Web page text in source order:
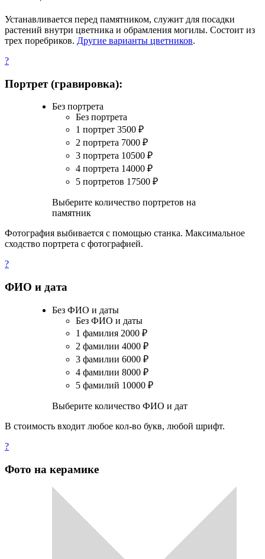
Устанавливается перед памятником, служит для посадки
растений внутри цветника и обрамления могилы. Состоит из
трех поребриков. Другие варианты цветников.
?
Портрет (гравировка):
Без портрета
Без портрета
1 портрет 3500 ₽
2 портрета 7000 ₽
3 портрета 10500 ₽
4 портрета 14000 ₽
5 портретов 17500 ₽
Выберите количество портретов на
памятник
Фотография выбивается с помощью станка. Максимальное
сходство портрета с фотографией.
?
ФИО и дата
Без ФИО и даты
Без ФИО и даты
1 фамилия 2000 ₽
2 фамилии 4000 ₽
3 фамилии 6000 ₽
4 фамилии 8000 ₽
5 фамилий 10000 ₽
Выберите количество ФИО и дат
В стоимость входит любое кол-во букв, любой шрифт.
?
Фото на керамике